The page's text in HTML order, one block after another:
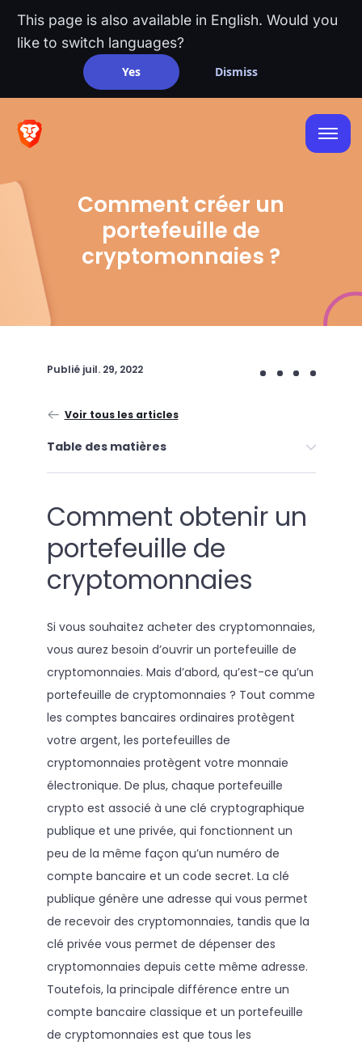
This page is also available in English. Would you
like to switch languages?
Yes Dismiss
Comment créer un
portefeuille de
cryptomonnaies ?
Publié juil. 29, 2022
Voir tous les articles
Table des matières
Comment obtenir un
portefeuille de
cryptomonnaies
Si vous souhaitez acheter des cryptomonnaies,
vous aurez besoin d’ouvrir un portefeuille de
cryptomonnaies. Mais d’abord, qu’est-ce qu’un
portefeuille de cryptomonnaies ? Tout comme
les comptes bancaires ordinaires protègent
votre argent, les portefeuilles de
cryptomonnaies protègent votre monnaie
électronique. De plus, chaque portefeuille
crypto est associé à une clé cryptographique
publique et une privée, qui fonctionnent un
peu de la même façon qu’un numéro de
compte bancaire et un code secret. La clé
publique génère une adresse qui vous permet
de recevoir des cryptomonnaies, tandis que la
clé privée vous permet de dépenser des
cryptomonnaies depuis cette même adresse.
Toutefois, la principale différence entre un
compte bancaire classique et un portefeuille
de cryptomonnaies est que tous les